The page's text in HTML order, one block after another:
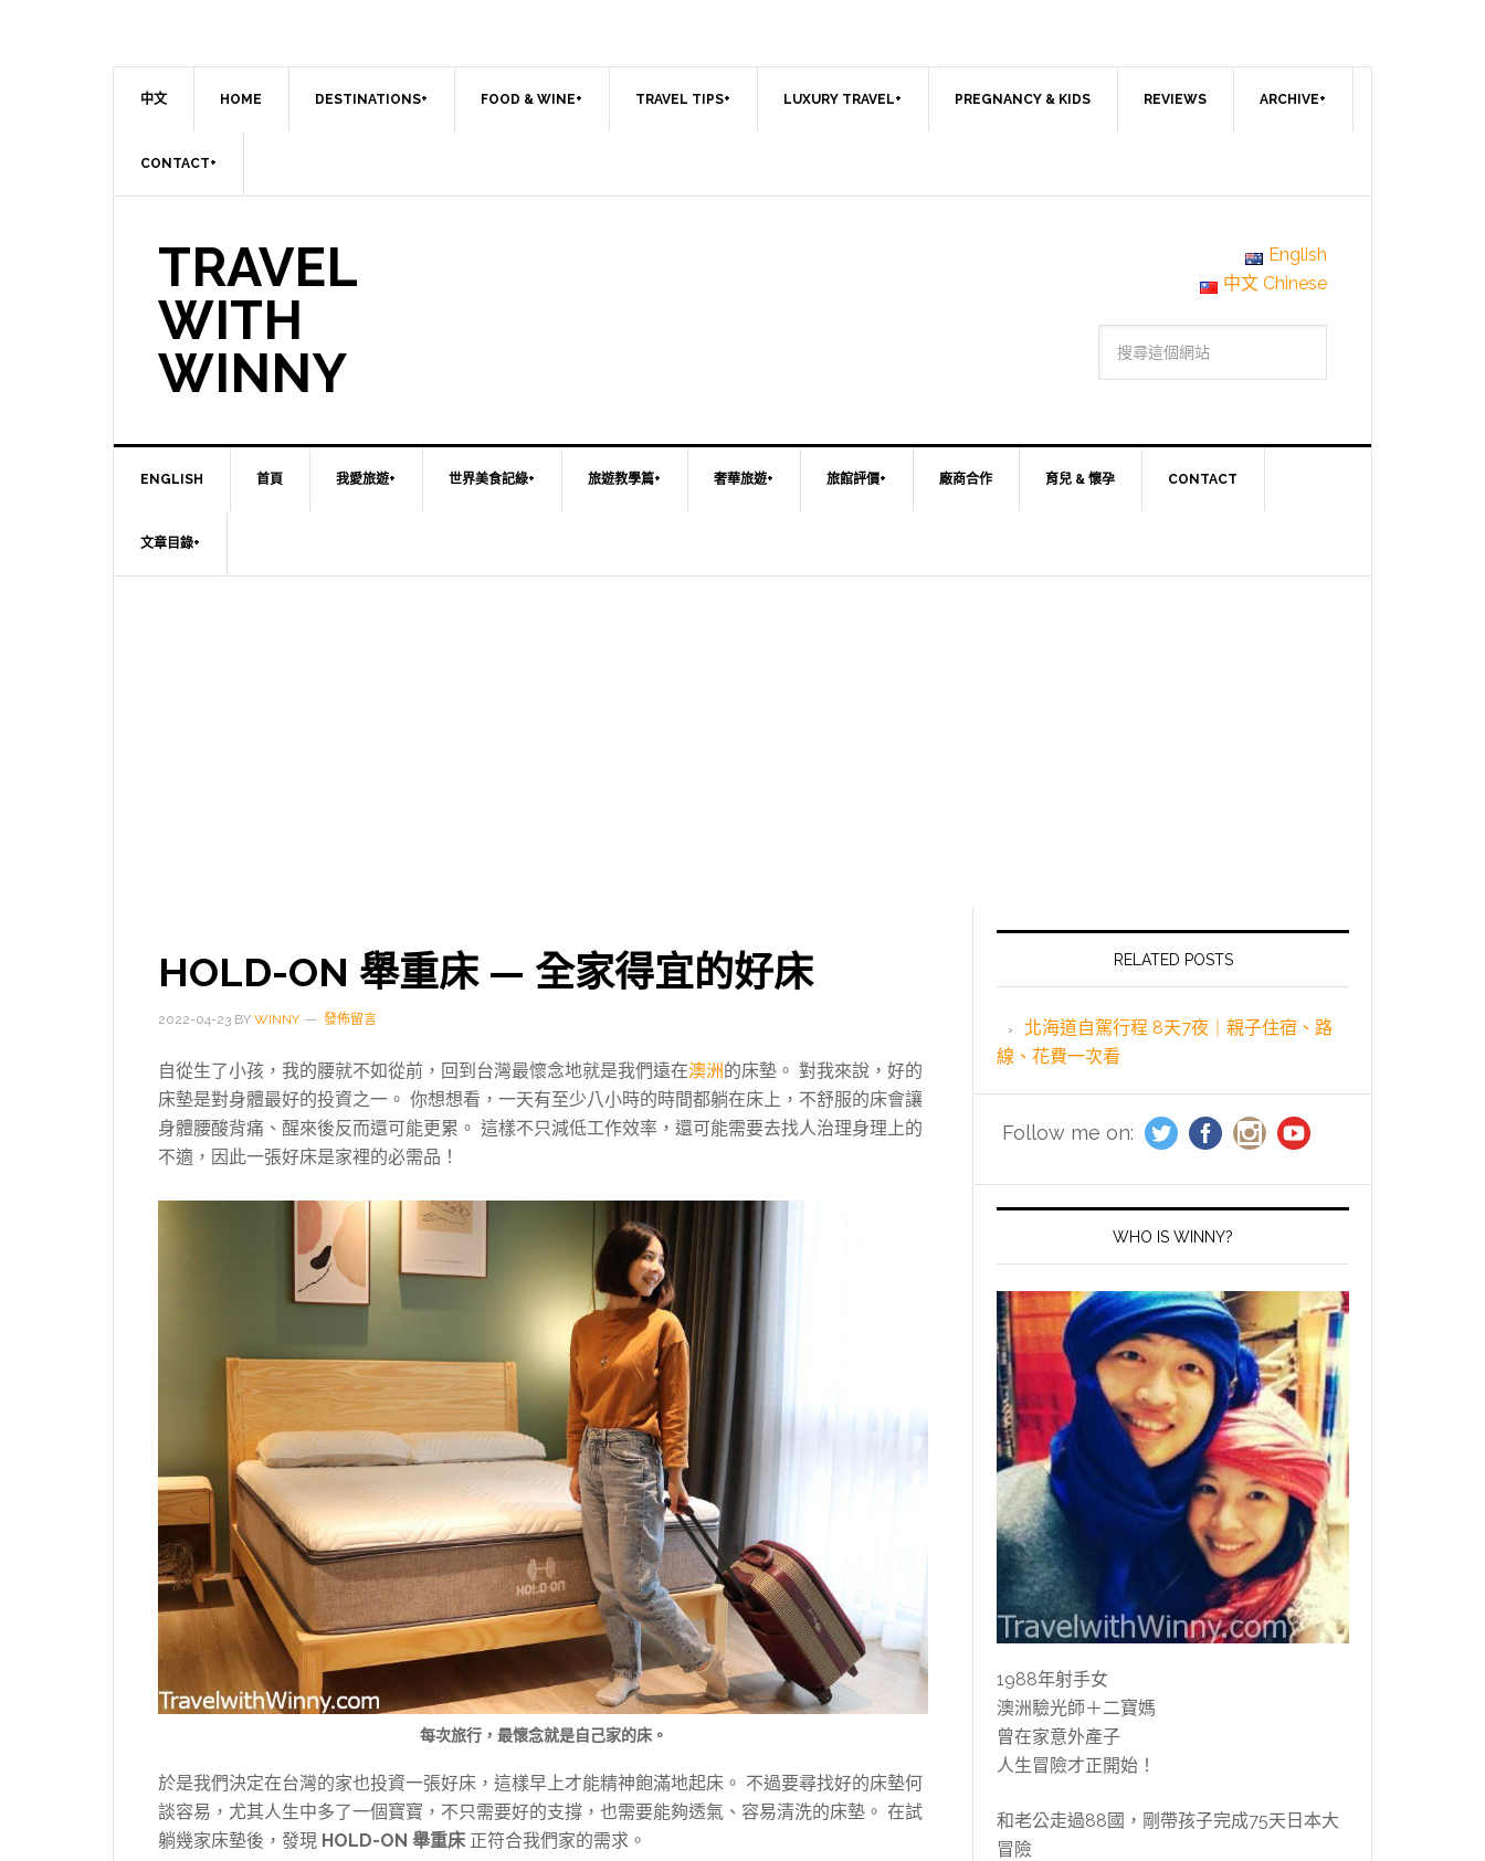
中文 HOME DESTINATIONS+ FOOD & WINE+ TRAVEL TIPS+ LUXURY TRAVEL+ PREGNANCY & KIDS REVIEWS ARCHIVE+
CONTACT+
TRAVEL
WITH
WINNY
English
中文 Chinese
ENGLISH 首頁 我愛旅遊+ 世界美食記綠+ 旅遊教學篇+ 奢華旅遊+ 旅館評價+ 廠商合作 育兒 & 懷孕 CONTACT
文章目錄+
HOLD-ON 舉重床 — 全家得宜的好床
2022-04-23 BY WINNY 發佈留言
自從生了小孩，我的腰就不如從前，回到台灣最懷念地就是我們遠在澳洲的床墊。 對我來說，好的
床墊是對身體最好的投資之一。 你想想看，一天有至少八小時的時間都躺在床上，不舒服的床會讓
身體腰酸背痛、醒來後反而還可能更累。 這樣不只減低工作效率，還可能需要去找人治理身理上的
不適，因此一張好床是家裡的必需品！
每次旅行，最懷念就是自己家的床。
於是我們決定在台灣的家也投資一張好床，這樣早上才能精神飽滿地起床。 不過要尋找好的床墊何
談容易，尤其人生中多了一個寶寶，不只需要好的支撐，也需要能夠透氣、容易清洗的床墊。 在試
躺幾家床墊後，發現 HOLD-ON 舉重床 正符合我們家的需求。
RELATED POSTS
北海道自駕行程 8天7夜｜親子住宿、路
線、花費一次看
Follow me on:
WHO IS WINNY?
1988年射手女
澳洲驗光師＋二寶媽
曾在家意外產子
人生冒險才正開始！
和老公走過88國，剛帶孩子完成75天日本大
冒險